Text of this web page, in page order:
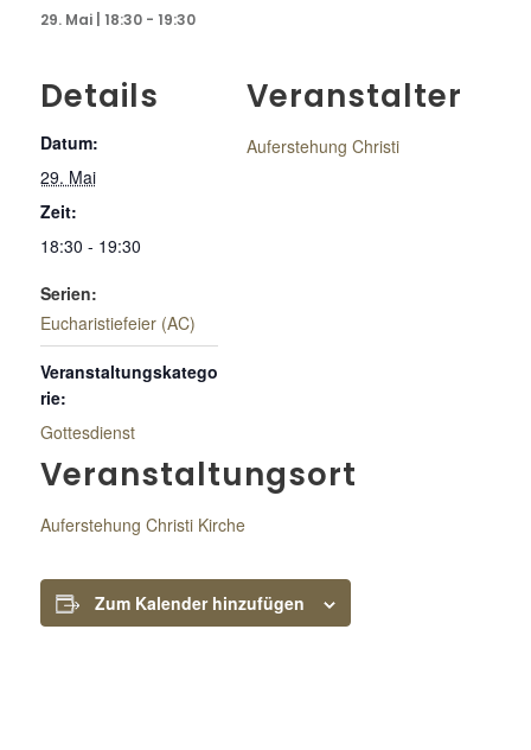
29. Mai | 18:30- 19:30
Details
Datum:
29. Mai
Zeit:
18:30 - 19:30
Serien:
Eucharistiefeier (AC)
Veranstaltungskatego
rie:
Gottesdienst
Veranstaltungsort
Auferstehung Christi Kirche
Veranstalter
Auferstehung Christi
Zum Kalender hinzufügen